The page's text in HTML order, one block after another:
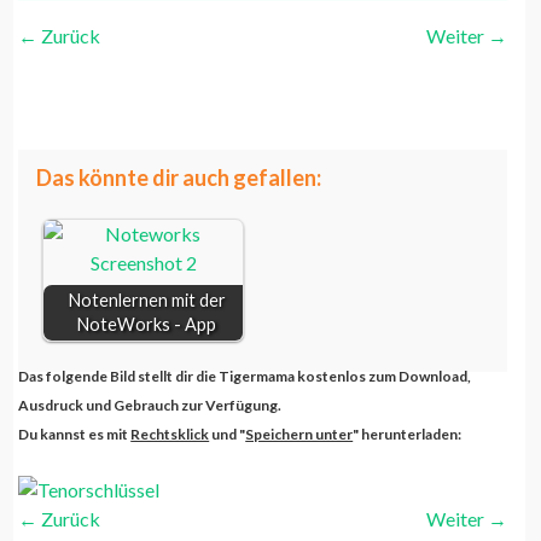
← Zurück Weiter →
Das könnte dir auch gefallen:
Notenlernen mit der
NoteWorks - App
Das folgende Bild stellt dir die Tigermama kostenlos zum Download,
Ausdruck und Gebrauch zur Verfügung.
Du kannst es mit Rechtsklick und "Speichern unter" herunterladen:
← Zurück Weiter →